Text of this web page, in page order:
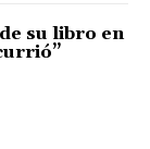
su libro en